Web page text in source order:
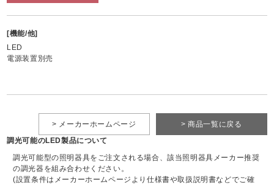
[機能/他]
LED
電源装置別売
> 商品一覧に戻る
> メーカーホームページ
調光可能のLED製品について
調光可能型の照明器具をご注文される場合、該当照明器具メーカー推奨
の調光器を組み合わせください。
(設置条件はメーカーホームページより仕様書や取扱説明書などでご確